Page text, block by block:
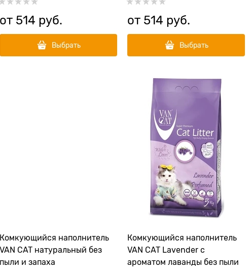
от 514 руб.
Выбрать
от 514 руб.
Выбрать
Комкующийся наполнитель
VAN CAT натуральный без
пыли и запаха
Комкующийся наполнитель
VAN CAT Lavender с
ароматом лаванды без пыли